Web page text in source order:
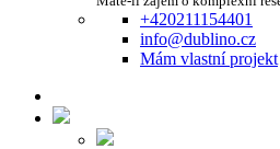
+420211154401
info@dublino.cz
Mám vlastní projekt